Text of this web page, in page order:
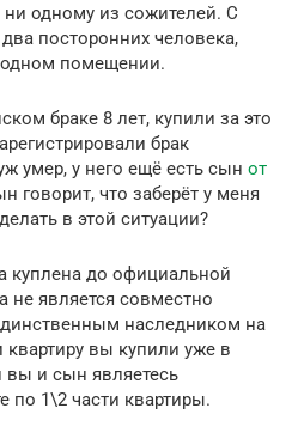
одному из сожителей. С
посторонних человека,
помещении.
браке 8 лет, купили за это
брак
умер, у него ещё есть сын от
говорит, что заберёт у меня
в этой ситуации?
куплена до официальной
не является совместно
наследником на
квартиру вы купили уже в
вы и сын являетесь
по 1\2 части квартиры.